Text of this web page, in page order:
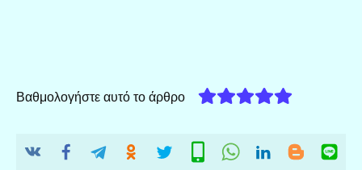
Βαθμολογήστε αυτό το άρθρο